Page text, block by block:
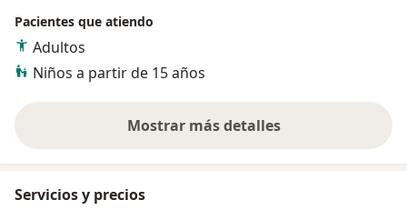
Pacientes que atiendo
Adultos
Niños a partir de 15 años
Mostrar más detalles
sobre la experiencia
Servicios y precios